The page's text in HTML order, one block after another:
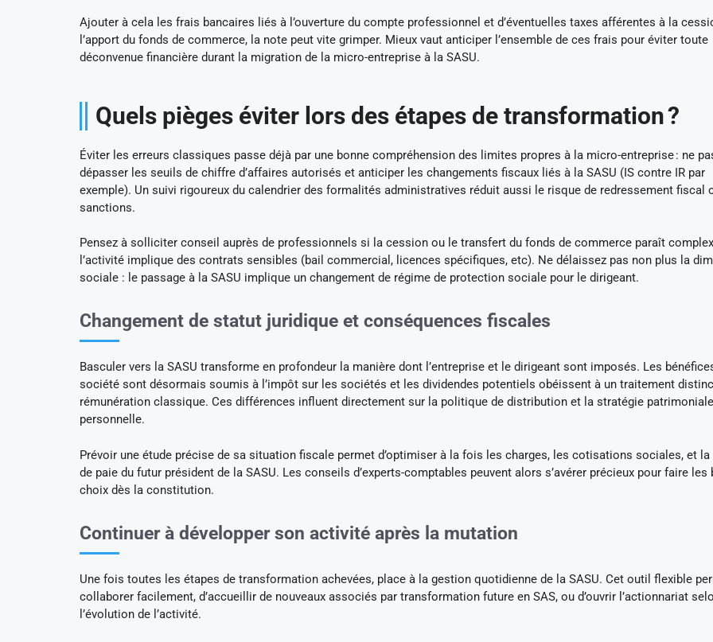
Ajouter à cela les frais bancaires liés à l’ouverture du compte professionnel et d’éventuelles taxes afférentes à la
l’apport du fonds de commerce, la note peut vite grimper. Mieux vaut anticiper l’ensemble de ces frais pour éviter toute
déconvenue financière durant la migration de la micro-entreprise à la SASU.
Quels pièges éviter lors des étapes de transformation ?
Éviter les erreurs classiques passe déjà par une bonne compréhension des limites propres à la micro-entreprise : ne
dépasser les seuils de chiffre d’affaires autorisés et anticiper les changements fiscaux liés à la SASU (IS contre IR par
exemple). Un suivi rigoureux du calendrier des formalités administratives réduit aussi le risque de redressement fiscal
sanctions.
Pensez à solliciter conseil auprès de professionnels si la cession ou le transfert du fonds de commerce paraît
l’activité implique des contrats sensibles (bail commercial, licences spécifiques, etc). Ne délaissez pas non plus la
sociale : le passage à la SASU implique un changement de régime de protection sociale pour le dirigeant.
Changement de statut juridique et conséquences fiscales
Basculer vers la SASU transforme en profondeur la manière dont l’entreprise et le dirigeant sont imposés. Les
société sont désormais soumis à l’impôt sur les sociétés et les dividendes potentiels obéissent à un traitement
rémunération classique. Ces différences influent directement sur la politique de distribution et la stratégie patrimoniale
personnelle.
Prévoir une étude précise de sa situation fiscale permet d’optimiser à la fois les charges, les cotisations sociales, et
de paie du futur président de la SASU. Les conseils d’experts-comptables peuvent alors s’avérer précieux pour faire les
choix dès la constitution.
Continuer à développer son activité après la mutation
Une fois toutes les étapes de transformation achevées, place à la gestion quotidienne de la SASU. Cet outil flexible
collaborer facilement, d’accueillir de nouveaux associés par transformation future en SAS, ou d’ouvrir l’actionnariat
l’évolution de l’activité.